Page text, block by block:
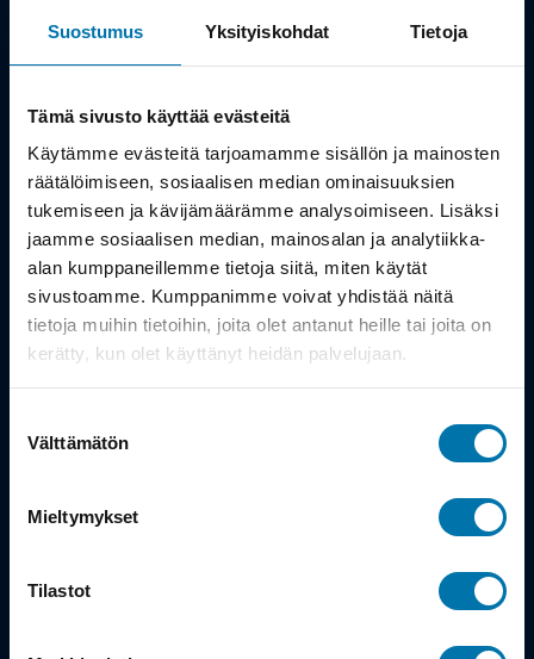
Suostumus Yksityiskohdat Tietoja
Tämä sivusto käyttää evästeitä
Käytämme evästeitä tarjoamamme sisällön ja mainosten
räätälöimiseen, sosiaalisen median ominaisuuksien
tukemiseen ja kävijämäärämme analysoimiseen. Lisäksi
jaamme sosiaalisen median, mainosalan ja analytiikka-
alan kumppaneillemme tietoja siitä, miten käytät
sivustoamme. Kumppanimme voivat yhdistää näitä
tietoja muihin tietoihin, joita olet antanut heille tai joita on
kerätty, kun olet käyttänyt heidän palvelujaan.
valinta
Välttämätön
Mieltymykset
Tilastot
Kauppa
Työsuhdepyörä
Info
Toimitus
Takuu ja palautukset